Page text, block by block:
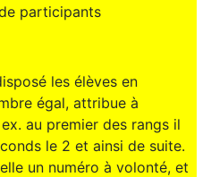
participants
les élèves en
égal, attribue à
au premier des rangs il
le 2 et ainsi de suite.
un numéro à volonté, et